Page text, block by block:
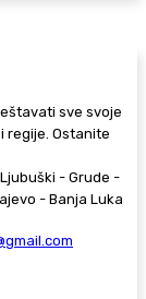
sve svoje
regije. Ostanite
- Grude -
- Banja Luka